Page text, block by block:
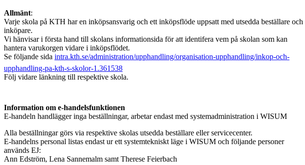
Allmänt:
Varje skola på KTH har en inköpsansvarig och ett inköpsflöde uppsatt med utsedda beställare och
inköpare.
Vi hänvisar i första hand till skolans informationsida för att identifera vem på skolan som kan
hantera varukorgen vidare i inköpsflödet.
Se följande sida intra.kth.se/administration/upphandling/organisation-upphandling/inkop-och-
upphandling-pa-kth-s-skolor-1.361538
Följ vidare länkning till respektive skola.
Information om e-handelsfunktionen
E-handeln handlägger inga beställningar, arbetar endast med systemadministration i WISUM
Alla beställningar görs via respektive skolas utsedda beställare eller servicecenter.
E-handelns personal listas endast ur ett systemtekniskt läge i WISUM och följande personer
används EJ:
Ann Edström, Lena Sannemalm samt Therese Feierbach